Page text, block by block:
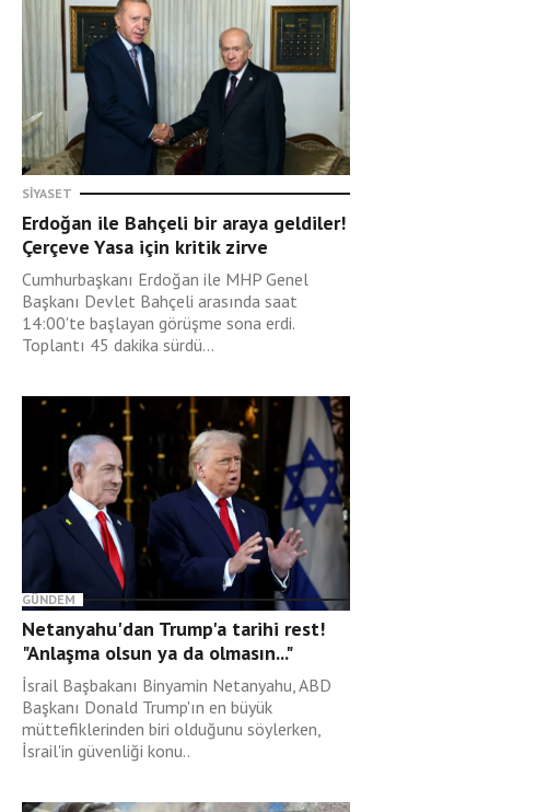
SIYASET
Erdoğan ile Bahçeli bir araya geldiler!
Çerçeve Yasa için kritik zirve
Cumhurbaşkanı Erdoğan ile MHP Genel
Başkanı Devlet Bahçeli arasında saat
14:00'te başlayan görüşme sona erdi.
Toplantı 45 dakika sürdü...
GÜNDEM
Netanyahu'dan Trump'a tarihi rest!
"Anlaşma olsun ya da olmasın..."
İsrail Başbakanı Binyamin Netanyahu, ABD
Başkanı Donald Trump'ın en büyük
müttefiklerinden biri olduğunu söylerken,
İsrail'in güvenliği konu..